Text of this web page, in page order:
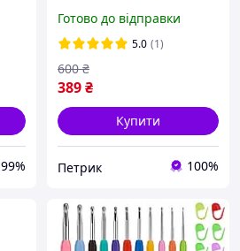
99%
предметів гачки в'язальні
2-8 мм
Готово до відправки
5.0 (1)
389₴
600 ₴
Купити
Петрик 100%